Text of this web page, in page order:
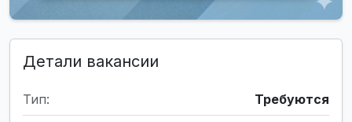
Детали вакансии
Тип: Требуются